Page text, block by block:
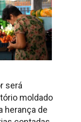
será
moldado
herança de